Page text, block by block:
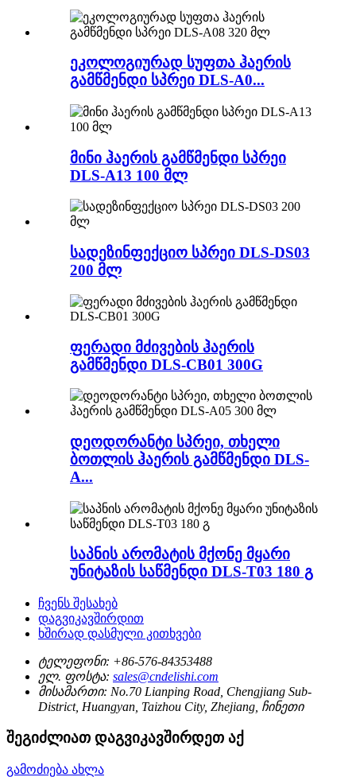
ეკოლოგიურად სუფთა ჰაერის
გამწმენდი სპრეი DLS-A0...
მინი ჰაერის გამწმენდი სპრეი
DLS-A13 100 მლ
სადეზინფექციო სპრეი DLS-DS03
200 მლ
ფერადი მძივების ჰაერის
გამწმენდი DLS-CB01 300G
დეოდორანტი სპრეი, თხელი
ბოთლის ჰაერის გამწმენდი DLS-
A...
საპნის არომატის მქონე მყარი
უნიტაზის საწმენდი DLS-T03 180 გ
ჩვენს შესახებ
დაგვიკავშირდით
ხშირად დასმული კითხვები
ტელეფონი: +86-576-84353488
ელ. ფოსტა: sales@cndelishi.com
მისამართი: No.70 Lianping Road, Chengjiang Sub-
District, Huangyan, Taizhou City, Zhejiang, ჩინეთი
შეგიძლიათ დაგვიკავშირდეთ აქ
გამოძიება ახლა